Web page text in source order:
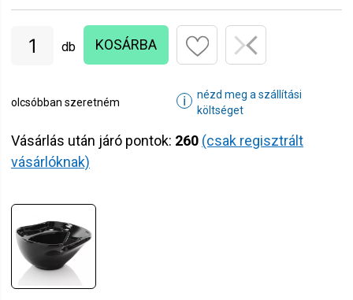
db KOSÁRBA
olcsóbban szeretném ℹ
nézd meg a szállítási
költséget
Vásárlás után járó pontok: 260 (csak regisztrált
vásárlóknak)